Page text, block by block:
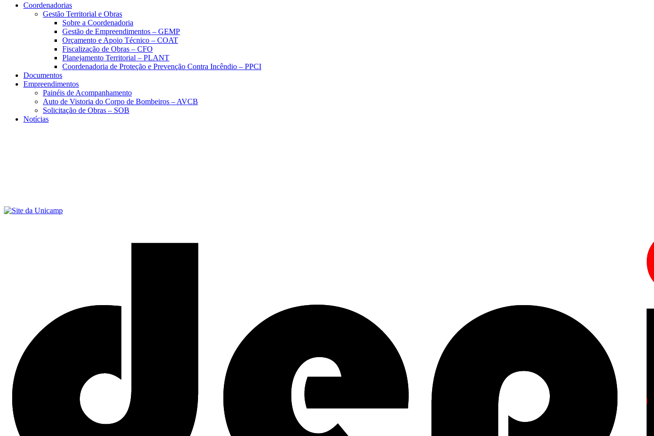
Coordenadorias
Gestão Territorial e Obras
Sobre a Coordenadoria
Gestão de Empreendimentos – GEMP
Orçamento e Apoio Técnico – COAT
Fiscalização de Obras – CFO
Planejamento Territorial – PLANT
Coordenadoria de Proteção e Prevenção Contra Incêndio – PPCI
Documentos
Empreendimentos
Painéis de Acompanhamento
Auto de Vistoria do Corpo de Bombeiros – AVCB
Solicitação de Obras – SOB
Notícias